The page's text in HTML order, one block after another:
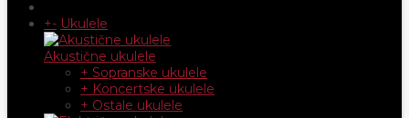
+- Ukulele
Akustične ukulele
+ Sopranske ukulele
+ Koncertske ukulele
+ Ostale ukulele